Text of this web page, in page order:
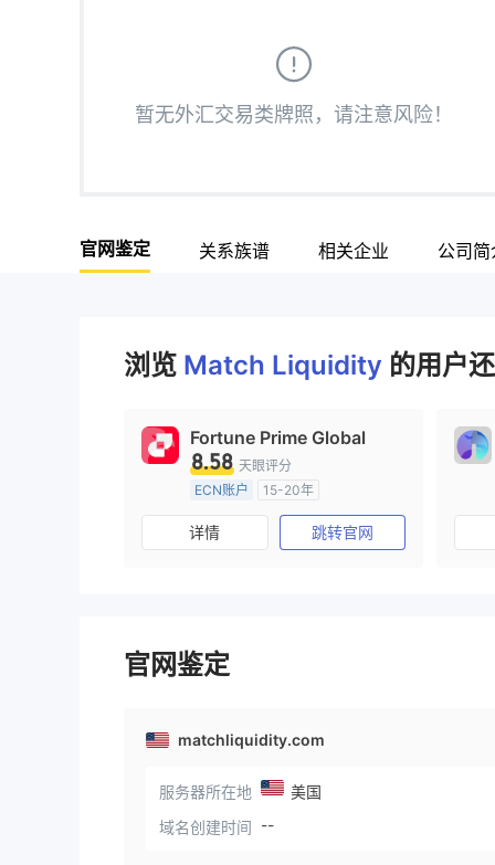
6
9
4
8
9
7
暂无外汇交易类牌照，请注意风险！
官网鉴定 关系族谱 相关企业 公司简
浏览 Match Liquidity 的用户
Fortune Prime Global
8.58 天眼评分
ECN账户
15-20年
澳大利亚监管
全牌照 (MM)
主标MT4
详情 跳转官网
官网鉴定
matchliquidity.com
服务器所在地
美国
域名创建时间 --